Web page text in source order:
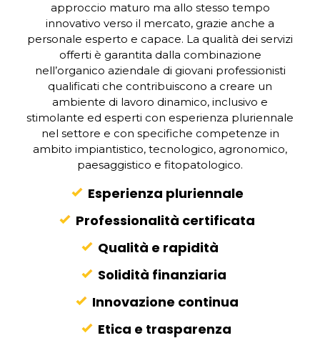
approccio maturo ma allo stesso tempo
innovativo verso il mercato, grazie anche a
personale esperto e capace. La qualità dei servizi
offerti è garantita dalla combinazione
nell’organico aziendale di giovani professionisti
qualificati che contribuiscono a creare un
ambiente di lavoro dinamico, inclusivo e
stimolante ed esperti con esperienza pluriennale
nel settore e con specifiche competenze in
ambito impiantistico, tecnologico, agronomico,
paesaggistico e fitopatologico.
Esperienza pluriennale
Professionalità certificata
Qualità e rapidità
Solidità finanziaria
Innovazione continua
Etica e trasparenza